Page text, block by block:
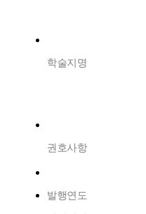
학술지명
권호사항
발행연도